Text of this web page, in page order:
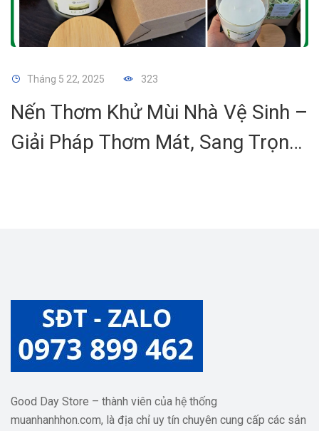
Tháng 5 22, 2025 323
Nến Thơm Khử Mùi Nhà Vệ Sinh –
Giải Pháp Thơm Mát, Sang Trọng
Good Day Store – thành viên của hệ thống
muanhanhhon.com, là địa chỉ uy tín chuyên cung cấp các sản